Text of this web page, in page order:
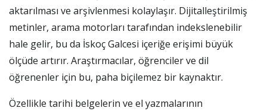
aktarılması ve arşivlenmesi kolaylaşır. Dijitalleştirilmiş
metinler, arama motorları tarafından indekslenebilir
hale gelir, bu da İskoç Galcesi içeriğe erişimi büyük
ölçüde artırır. Araştırmacılar, öğrenciler ve dil
öğrenenler için bu, paha biçilemez bir kaynaktır.
Özellikle tarihi belgelerin ve el yazmalarının